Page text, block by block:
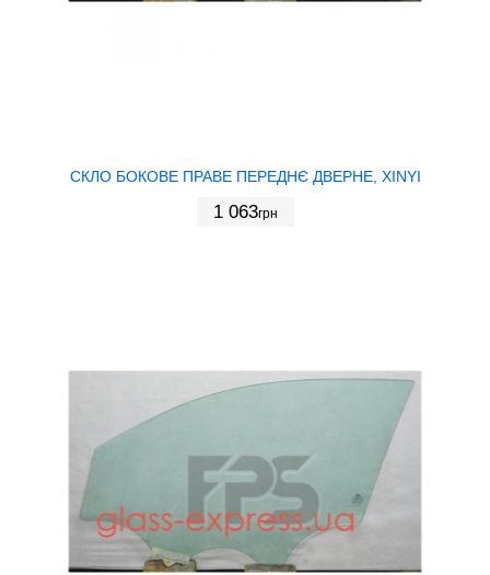
СКЛО БОКОВЕ ПРАВЕ ПЕРЕДНЄ ДВЕРНЕ, XINYI
1 063грн